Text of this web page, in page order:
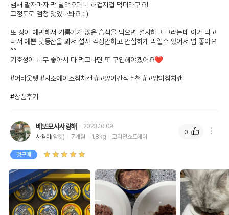
냄새 맡자마자 막 달려오더니 허겁지겁 먹더라구요!
그정도로 엄청 맛있나봐요 : )
또 장이 예민해서 기름기가 많은 습식을 먹으면 설사하고 그러는데 이거 먹고
나서 예쁜 맛동산을 봐서 설사 걱정안하고 안심하게 먹일수 있어서 넘 좋아요
^^
기호성이 너무 좋아서 다 먹고나면 또 구입해야겠어요❤️
#어바웃펫 #사조에이스참치캔 #고양이간식추천 #고양이참치캔
#상품후기
베또모사사랑해
2023.10.09
사월이 (암컷) 7개월 1.8kg 코리안쇼트헤어
첫구매
0